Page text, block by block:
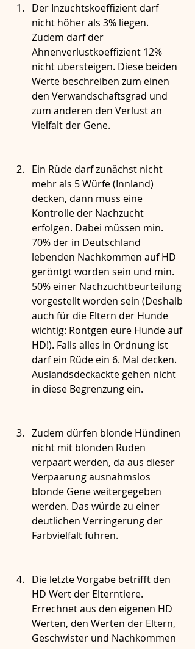
Der Inzuchtskoeffizient darf
nicht höher als 3% liegen.
Zudem darf der
Ahnenverlustkoeffizient 12%
nicht übersteigen. Diese beiden
Werte beschreiben zum einen
den Verwandschaftsgrad und
zum anderen den Verlust an
Vielfalt der Gene.
Ein Rüde darf zunächst nicht
mehr als 5 Würfe (Innland)
decken, dann muss eine
Kontrolle der Nachzucht
erfolgen. Dabei müssen min.
70% der in Deutschland
lebenden Nachkommen auf HD
geröntgt worden sein und min.
50% einer Nachzuchtbeurteilung
vorgestellt worden sein (Deshalb
auch für die Eltern der Hunde
wichtig: Röntgen eure Hunde auf
HD!). Falls alles in Ordnung ist
darf ein Rüde ein 6. Mal decken.
Auslandsdeckackte gehen nicht
in diese Begrenzung ein.
Zudem dürfen blonde Hündinen
nicht mit blonden Rüden
verpaart werden, da aus dieser
Verpaarung ausnahmslos
blonde Gene weitergegeben
werden. Das würde zu einer
deutlichen Verringerung der
Farbvielfalt führen.
Die letzte Vorgabe betrifft den
HD Wert der Elterntiere.
Errechnet aus den eigenen HD
Werten, den Werten der Eltern,
Geschwister und Nachkommen